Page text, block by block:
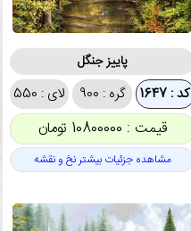
پاییز جنگل
کد : 1647 گره : 900 لای : 550
قیمت : 10800000 تومان
مشاهده جزئیات بیشتر نخ و نقشه